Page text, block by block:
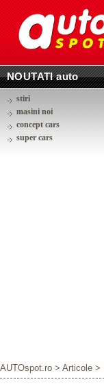
NOUTATI auto
stiri
masini noi
concept cars
super cars
AUTOspot.ro > Articole >